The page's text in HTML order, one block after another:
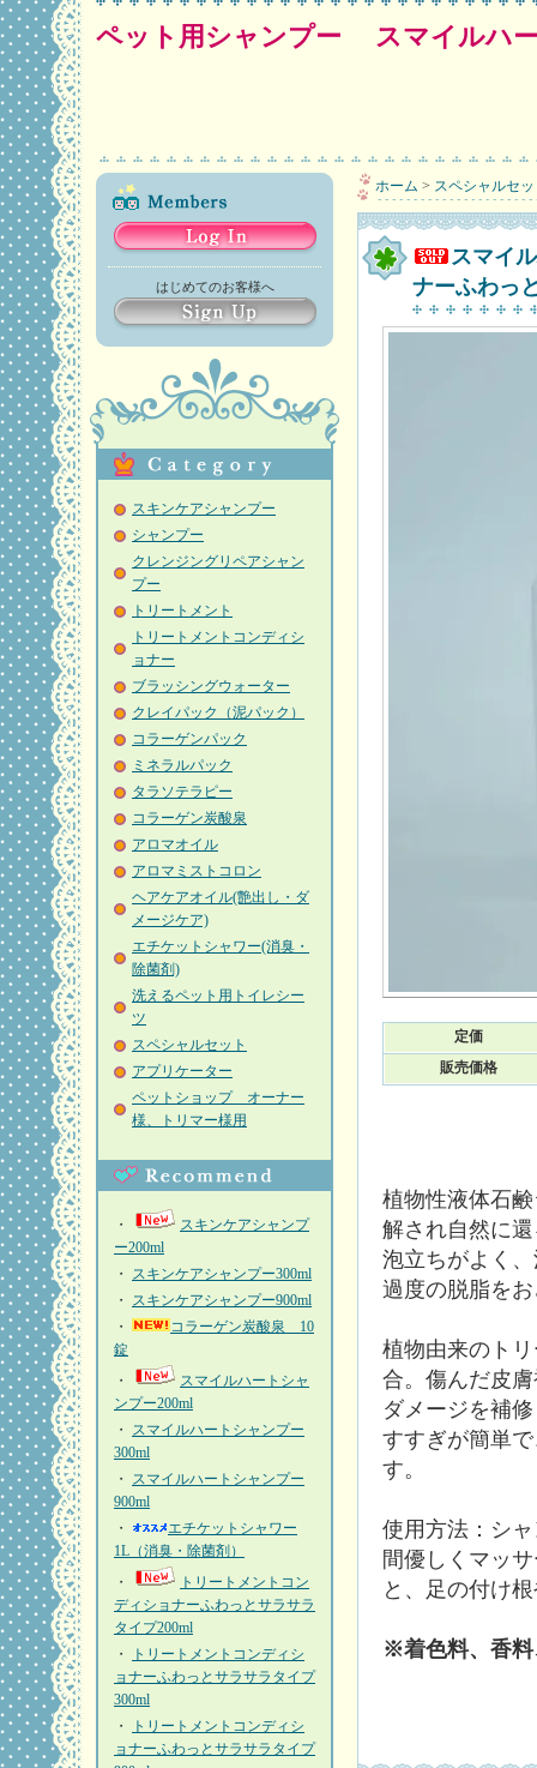
ペット用シャンプー スマイル
はじめてのお客様へ
スキンケアシャンプー
シャンプー
クレンジングリペアシャン
プー
トリートメント
トリートメントコンディシ
ョナー
ブラッシングウォーター
クレイパック（泥パック）
コラーゲンパック
ミネラルパック
タラソテラピー
コラーゲン炭酸泉
アロマオイル
アロマミストコロン
ヘアケアオイル(艶出し・ダ
メージケア)
エチケットシャワー(消臭・
除菌剤)
洗えるペット用トイレシー
ツ
スペシャルセット
アプリケーター
ペットショップ オーナー
様、トリマー様用
・
スキンケアシャンプ
ー200ml
・ スキンケアシャンプー300ml
・ スキンケアシャンプー900ml
・
コラーゲン炭酸泉 10
錠
・
スマイルハートシャ
ンプー200ml
・ スマイルハートシャンプー
300ml
・ スマイルハートシャンプー
900ml
・
エチケットシャワー
1L（消臭・除菌剤）
・
トリートメントコン
ディショナーふわっとサラサラ
タイプ200ml
・
トリートメントコンディシ
ョナーふわっとサラサラタイプ
300ml
・
トリートメントコンディシ
ョナーふわっとサラサラタイプ
ホーム > スペシャルセ
スマイ
ナーふわっ
定価
販売価格
植物性液体石
解され自然に
泡立ちがよく
過度の脱脂を
植物由来のト
合。傷んだ皮
ダメージを補
すすぎが簡単
す。
使用方法：シ
間優しくマッ
と、足の付け
※着色料、香料